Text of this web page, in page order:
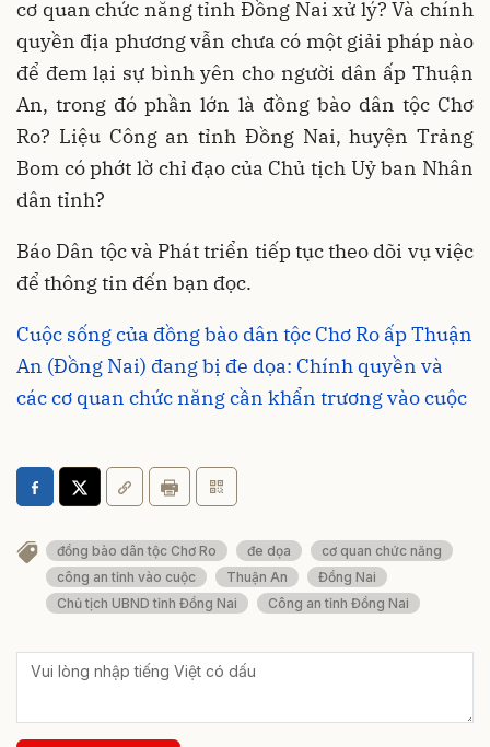
cơ quan chức năng tỉnh Đồng Nai xử lý? Và chính
quyền địa phương vẫn chưa có một giải pháp nào
để đem lại sự bình yên cho người dân ấp Thuận
An, trong đó phần lớn là đồng bào dân tộc Chơ
Ro? Liệu Công an tỉnh Đồng Nai, huyện Trảng
Bom có phớt lờ chỉ đạo của Chủ tịch Uỷ ban Nhân
dân tỉnh?
Báo Dân tộc và Phát triển tiếp tục theo dõi vụ việc
để thông tin đến bạn đọc.
Cuộc sống của đồng bào dân tộc Chơ Ro ấp Thuận
An (Đồng Nai) đang bị đe dọa: Chính quyền và
các cơ quan chức năng cần khẩn trương vào cuộc
đồng bào dân tộc Chơ Ro đe dọa
cơ quan chức năng
công an tỉnh vào cuộc
Thuận An
Đồng Nai
Chủ tịch UBND tỉnh Đồng Nai
Công an tỉnh Đồng Nai